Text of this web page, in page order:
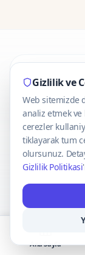
©
Gizlilik ve
Web sitemizde
analiz etmek
cerezler
tiklayarak tum
olursunuz.
Gizlilik Politikasi
Ana Sayfa